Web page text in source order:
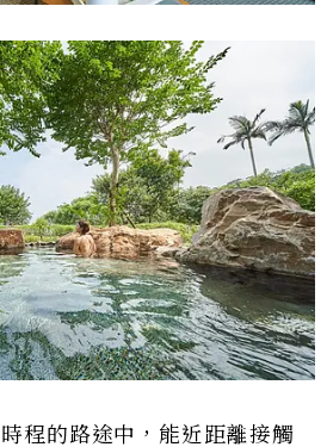
程的路途中，能近距離接觸